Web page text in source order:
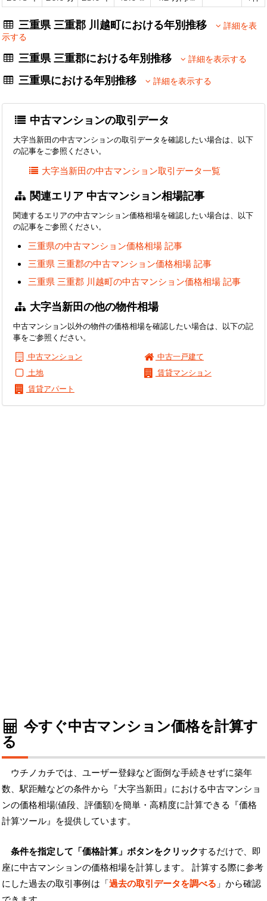
三重県 三重郡 川越町における年別推移
詳細を表
示する
三重県 三重郡における年別推移 詳細を表示する
三重県における年別推移 詳細を表示する
中古マンションの取引データ
大字当新田の中古マンションの取引データを確認したい場合は、以下
の記事をご参照ください。
大字当新田の中古マンション取引データ一覧
関連エリア 中古マンション相場記事
関連するエリアの中古マンション価格相場を確認したい場合は、以下
の記事をご参照ください。
三重県の中古マンション価格相場 記事
三重県 三重郡の中古マンション価格相場 記事
三重県 三重郡 川越町の中古マンション価格相場 記事
大字当新田の他の物件相場
中古マンション以外の物件の価格相場を確認したい場合は、以下の記
事をご参照ください。
中古マンション
中古一戸建て
土地
賃貸マンション
賃貸アパート
今すぐ中古マンション価格を計算す
る
ウチノカチでは、ユーザー登録など面倒な手続きせずに築年
数、駅距離などの条件から『大字当新田』における中古マンショ
ンの価格相場(値段、評価額)を簡単・高精度に計算できる『価格
計算ツール』を提供しています。
条件を指定して「価格計算」ボタンをクリックするだけで、即
座に中古マンションの価格相場を計算します。 計算する際に参考
にした過去の取引事例は「過去の取引データを調べる 」から確認